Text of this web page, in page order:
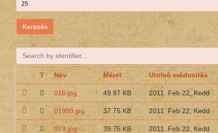
Keresés
T Név Méret Utolsó módositás
016.jpg 49.97 KB 2011. Feb 22, Kedd
01999.jpg 37.75 KB 2011. Feb 22, Kedd
019.jpg 39.75 KB 2011. Feb 22, Kedd